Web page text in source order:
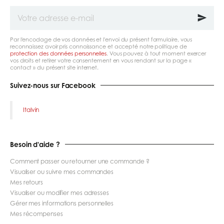
adresse
Par l'encodage de vos données et l'envoi du présent formulaire, vous
reconnaissez avoir pris connaissance et accepté notre politique de
protection des données personnelles. Vous pouvez à tout moment exercer
vos droits et retirer votre consentement en vous rendant sur la page «
contact » du présent site internet.
Suivez-nous sur Facebook
Italvin
Besoin d'aide ?
Comment passer ou retourner une commande ?
Visualiser ou suivre mes commandes
Mes retours
Visualiser ou modifier mes adresses
Gérer mes informations personnelles
Mes récompenses